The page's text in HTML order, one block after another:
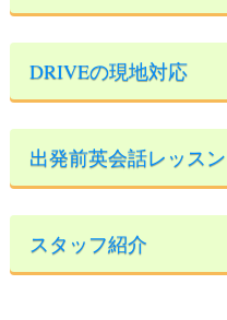
DRIVEの現地対応
出発前英会話レッスン
スタッフ紹介